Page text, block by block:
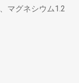
マグネシウム1.2